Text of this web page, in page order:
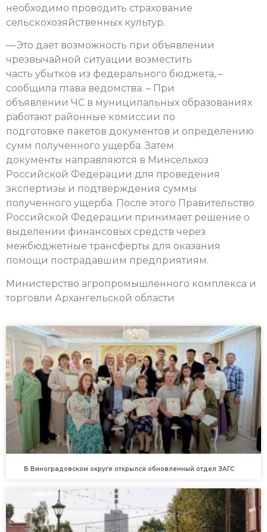
необходимо проводить страхование
сельскохозяйственных культур.
— Это дает возможность при объявлении
чрезвычайной ситуации возместить
часть убытков из федерального бюджета, –
сообщила глава ведомства. – При
объявлении ЧС в муниципальных образованиях
работают районные комиссии по
подготовке пакетов документов и определению
сумм полученного ущерба. Затем
документы направляются в Минсельхоз
Российской Федерации для проведения
экспертизы и подтверждения суммы
полученного ущерба. После этого Правительство
Российской Федерации принимает решение о
выделении финансовых средств через
межбюджетные трансферты для оказания
помощи пострадавшим предприятиям.
Министерство агропромышленного комплекса и
торговли Архангельской области
В Виноградовском округе открылся обновленный отдел ЗАГС